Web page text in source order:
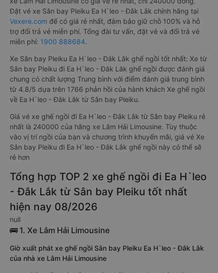
Đặt vé xe Sân bay Pleiku Ea H`leo - Đắk Lắk chính hãng tại
Vexere.com để có giá rẻ nhất, đảm bảo giữ chỗ 100% và hỗ
trợ đổi trả vé miễn phí. Tổng đài tư vấn, đặt vé và đổi trả vé
miễn phí: 1900 888684.
Xe Sân bay Pleiku Ea H`leo - Đắk Lắk ghế ngồi tốt nhất: Xe từ
Sân bay Pleiku đi Ea H`leo - Đắk Lắk ghế ngồi được đánh giá
chung có chất lượng Trung bình với điểm đánh giá trung bình
từ 4.8/5 dựa trên 1766 phản hồi của hành khách Xe ghế ngồi
về Ea H`leo - Đắk Lắk từ Sân bay Pleiku.
Giá vé xe ghế ngồi đi Ea H`leo - Đắk Lắk từ Sân bay Pleiku rẻ
nhất là 240000 của hãng xe Lâm Hải Limousine. Tùy thuộc
vào vị trí ngồi của bạn và chương trình khuyến mãi, giá vé Xe
Sân bay Pleiku đi Ea H`leo - Đắk Lắk ghế ngồi này có thể sẽ
rẻ hơn
Tổng hợp TOP 2 xe ghế ngồi đi Ea H`leo
- Đắk Lắk từ Sân bay Pleiku tốt nhất
hiện nay 08/2026
null
🚌 1. Xe Lâm Hải Limousine
Giờ xuất phát xe ghế ngồi Sân bay Pleiku Ea H`leo - Đắk Lắk
của nhà xe Lâm Hải Limousine